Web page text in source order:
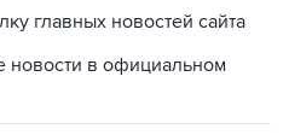
главных новостей сайта
новости в официальном